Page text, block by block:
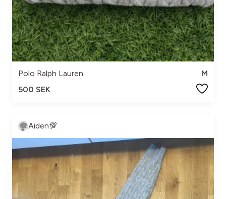
Polo Ralph Lauren
M
500 SEK
Aiden💯